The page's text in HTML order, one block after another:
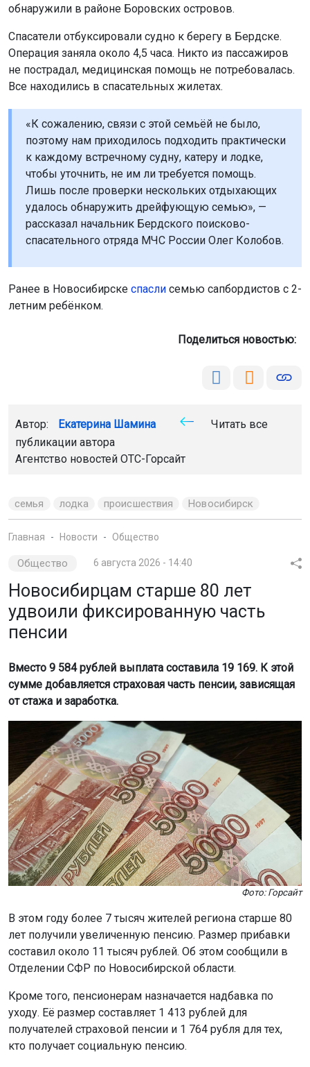
обнаружили в районе Боровских островов.
Спасатели отбуксировали судно к берегу в Бердске.
Операция заняла около 4,5 часа. Никто из пассажиров
не пострадал, медицинская помощь не потребовалась.
Все находились в спасательных жилетах.
«К сожалению, связи с этой семьёй не было,
поэтому нам приходилось подходить практически
к каждому встречному судну, катеру и лодке,
чтобы уточнить, не им ли требуется помощь.
Лишь после проверки нескольких отдыхающих
удалось обнаружить дрейфующую семью», —
рассказал начальник Бердского поисково-
спасательного отряда МЧС России Олег Колобов.
Ранее в Новосибирске спасли семью сапбордистов с 2-
летним ребёнком.
Поделиться новостью:
Автор: Екатерина Шамина
Читать все
публикации автора
Агентство новостей ОТС-Горсайт
семья лодка происшествия Новосибирск
Главная Новости Общество
Общество 6 августа 2026 - 14:40
Новосибирцам старше 80 лет
удвоили фиксированную часть
пенсии
Вместо 9 584 рублей выплата составила 19 169. К этой
сумме добавляется страховая часть пенсии, зависящая
от стажа и заработка.
Фото: Горсайт
В этом году более 7 тысяч жителей региона старше 80
лет получили увеличенную пенсию. Размер прибавки
составил около 11 тысяч рублей. Об этом сообщили в
Отделении СФР по Новосибирской области.
Кроме того, пенсионерам назначается надбавка по
уходу. Её размер составляет 1 413 рублей для
получателей страховой пенсии и 1 764 рубля для тех,
кто получает социальную пенсию.